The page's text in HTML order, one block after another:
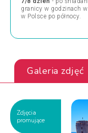
granicy w godzinach
w Polsce po północy.
Galeria zdjęć
Zdjęcia
promujące